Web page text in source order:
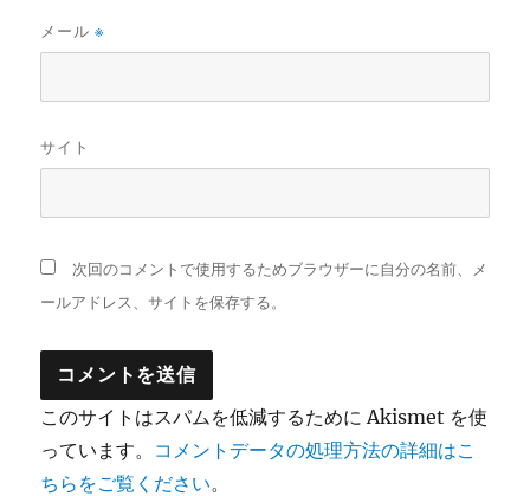
メール※
サイト
次回のコメントで使用するためブラウザーに自分の名前、メ
ールアドレス、サイトを保存する。
このサイトはスパムを低減するために Akismet を使
っています。 コメントデータの処理方法の詳細はこ
ちらをご覧ください。